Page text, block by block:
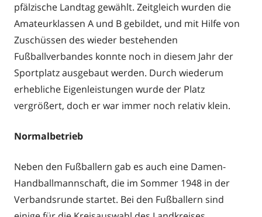
pfälzische Landtag gewählt. Zeitgleich wurden die
Amateurklassen A und B gebildet, und mit Hilfe von
Zuschüssen des wieder bestehenden
Fußballverbandes konnte noch in diesem Jahr der
Sportplatz ausgebaut werden. Durch wiederum
erhebliche Eigenleistungen wurde der Platz
vergrößert, doch er war immer noch relativ klein.
Normalbetrieb
Neben den Fußballern gab es auch eine Damen-
Handballmannschaft, die im Sommer 1948 in der
Verbandsrunde startet. Bei den Fußballern sind